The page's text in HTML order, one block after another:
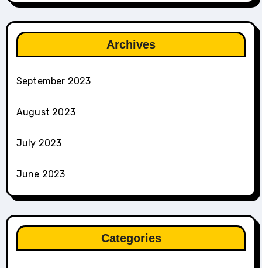
Archives
September 2023
August 2023
July 2023
June 2023
Categories